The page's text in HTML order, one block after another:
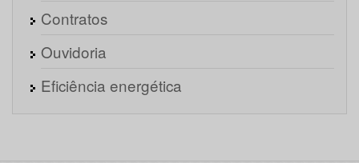
Contratos
Ouvidoria
Eficiência energética